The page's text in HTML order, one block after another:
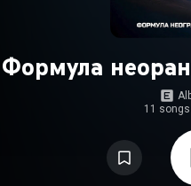
Формула
11 songs